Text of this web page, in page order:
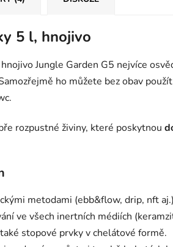
5 l, hnojivo
Jungle Garden G5 nejvíce
ho můžete bez obav
rozpustné živiny, které poskytnou
metodami (ebb&flow, drip, nft
ve všech inertních médiích
stopové prvky v chelátové formě.